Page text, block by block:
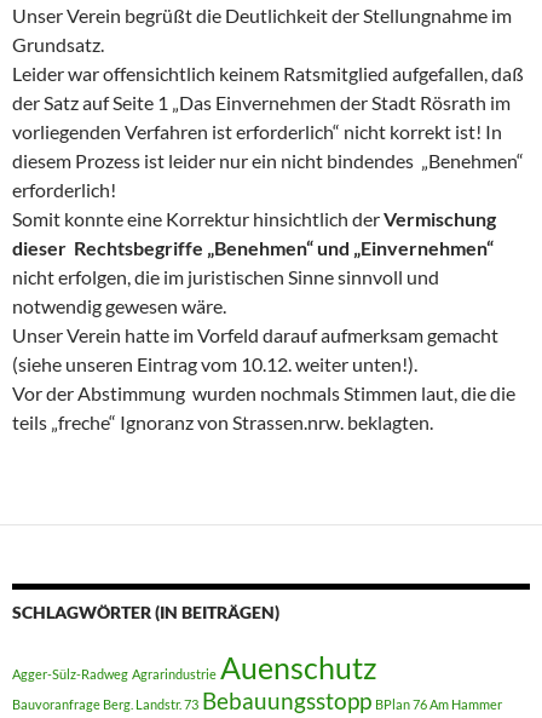
Unser Verein begrüßt die Deutlichkeit der Stellungnahme im
Grundsatz.
Leider war offensichtlich keinem Ratsmitglied aufgefallen, daß
der Satz auf Seite 1 „Das Einvernehmen der Stadt Rösrath im
vorliegenden Verfahren ist erforderlich“ nicht korrekt ist! In
diesem Prozess ist leider nur ein nicht bindendes „Benehmen“
erforderlich!
Somit konnte eine Korrektur hinsichtlich derVermischung
dieser Rechtsbegriffe „Benehmen“ und „Einvernehmen“
nicht erfolgen, die im juristischen Sinne sinnvoll und
notwendig gewesen wäre.
Unser Verein hatte im Vorfeld darauf aufmerksam gemacht
(siehe unseren Eintrag vom 10.12. weiter unten!).
Vor der Abstimmung wurden nochmals Stimmen laut, die die
teils „freche“ Ignoranz von Strassen.nrw. beklagten.
SCHLAGWÖRTER (IN BEITRÄGEN)
Agger-Sülz-Radweg Agrarindustrie Auenschutz
Bauvoranfrage Berg. Landstr. 73 Bebauungsstopp BPlan 76 Am Hammer